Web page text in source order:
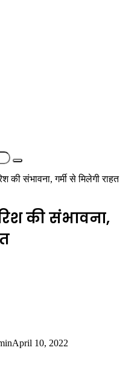
Search
for
की संभावना, गर्मी से मिलेगी राहत
की संभावना,
April 10, 2022